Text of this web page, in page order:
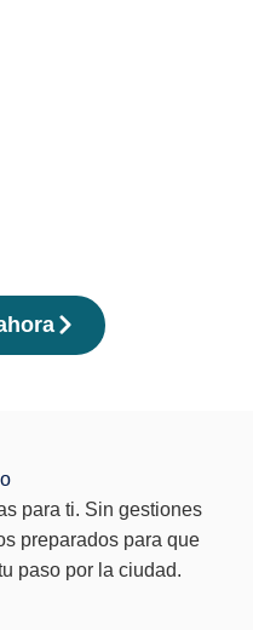
para ti. Sin gestiones
preparados para que
paso por la ciudad.